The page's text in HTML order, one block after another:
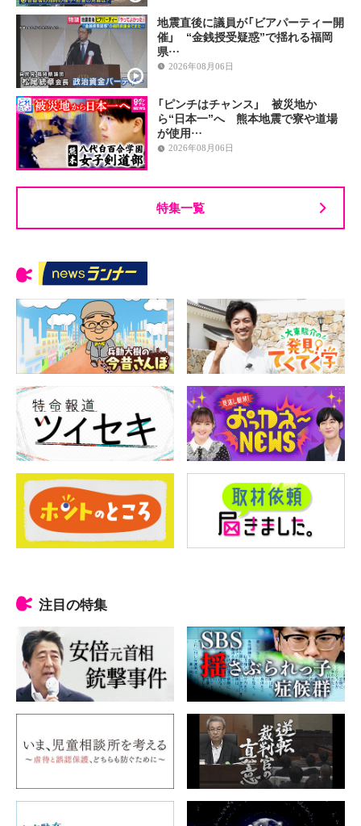
地震直後に議員が「ビアパーティー開
催」 “金銭授受疑惑”で揺れる福岡
県…
2026年08月06日
「ピンチはチャンス」 被災地か
ら“日本一”へ 熊本地震で寮や道場
が使用…
2026年08月06日
特集一覧
注目の特集